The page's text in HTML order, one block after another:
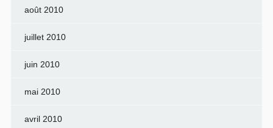
août 2010
juillet 2010
juin 2010
mai 2010
avril 2010